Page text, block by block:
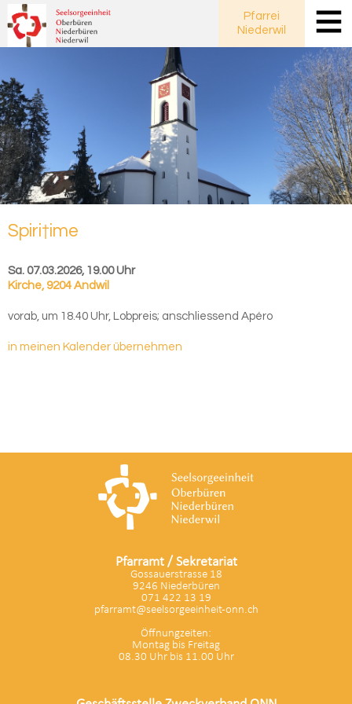
Pfarrei
Niederwil
Spiri†ime
Sa. 07.03.2026, 19.00 Uhr
Kirche, 9204 Andwil
vorab, um 18.40 Uhr, Lobpreis; anschliessend Apéro
in meinen Kalender übernehmen
Pfarramt / Sekretariat
Gossauerstrasse 18
9246 Niederbüren
071 422 13 19
pfarramt@seelsorgeeinheit-onn.ch
Öffnungzeiten:
Montag bis Freitag
08.30 Uhr bis 11.00 Uhr